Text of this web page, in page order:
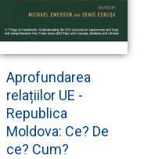
Aprofundarea
relațiilor UE -
Republica
Moldova: Ce? De
ce? Cum?